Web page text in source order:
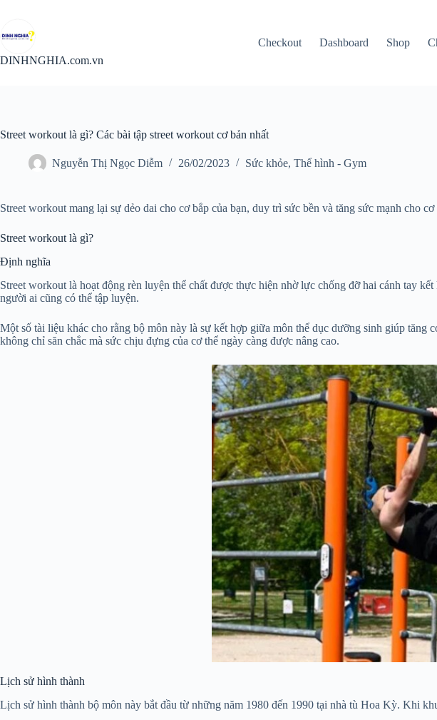
phần
nội
dung
DINHNGHIA.com.vn
Checkout Dashboard Shop
Street workout là gì? Các bài tập street workout cơ bản nhất
Nguyễn Thị Ngọc Diễm 26/02/2023 Sức khỏe, Thể hình - Gym
Street workout mang lại sự dẻo dai cho cơ bắp của bạn, duy trì sức bền và tăng sức mạnh cho
Street workout là gì?
Định nghĩa
Street workout là hoạt động rèn luyện thể chất được thực hiện nhờ lực chống đỡ hai cánh tay
người ai cũng có thể tập luyện.
Một số tài liệu khác cho rằng bộ môn này là sự kết hợp giữa môn thể dục dưỡng sinh giúp
không chỉ săn chắc mà sức chịu đựng của cơ thể ngày càng được nâng cao.
Lịch sử hình thành
Lịch sử hình thành bộ môn này bắt đầu từ những năm 1980 đến 1990 tại nhà tù Hoa Kỳ. Khi